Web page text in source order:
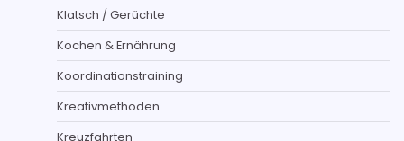
Klatsch / Gerüchte
Kochen & Ernährung
Koordinationstraining
Kreativmethoden
Kreuzfahrten